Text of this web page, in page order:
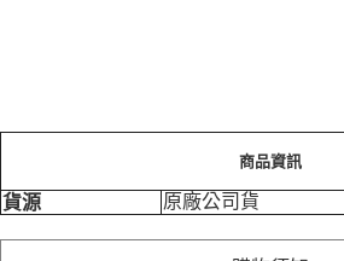
商品資訊
貨源 原廠公司貨